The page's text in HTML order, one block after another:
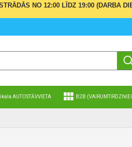
NO 12:00 LĪDZ 19:00 (DARBA
AUTOSTĀVVIETA B2B